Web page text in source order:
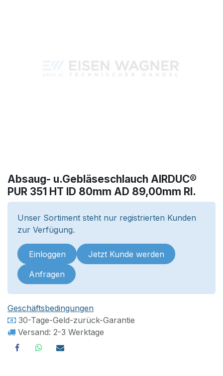
Absaug- u.Gebläseschlauch AIRDUC®
PUR 351 HT ID 80mm AD 89,00mm Rl.
Unser Sortiment steht nur registrierten Kunden
zur Verfügung.
Einloggen Jetzt Kunde werden
Anfragen
Geschäftsbedingungen
30-Tage-Geld-zurück-Garantie
Versand: 2-3 Werktage